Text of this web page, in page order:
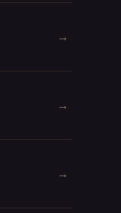
→
→
→